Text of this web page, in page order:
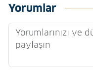
Yorumlar